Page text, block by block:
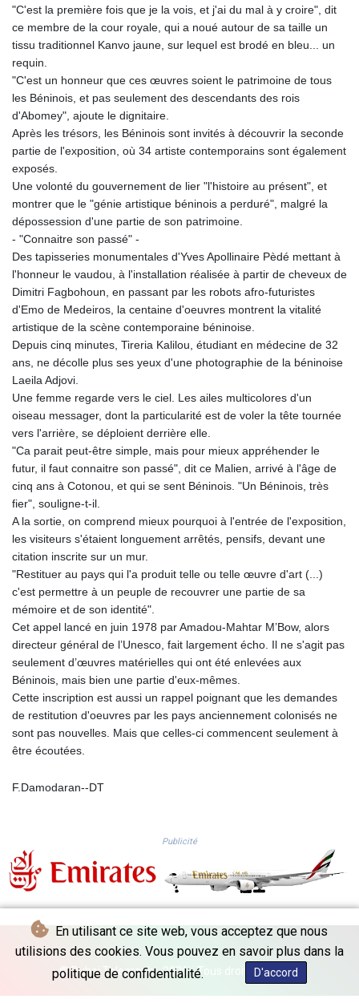
En utilisant ce site web, vous acceptez que nous
utilisions des cookies. Vous pouvez en savoir plus dans la
politique de confidentialité.
D'accord
MVR 17.862733
MWK 2008.207995
MXN 19.811776
MZN 73.882892
NAD 18.78764
NGN 1577.963717
NIO 42.540713
NOK 10.99759
NZD 1.961547
OMR 0.442559
PAB 1.15598
PGK 5.112721
PHP 70.183258
PKR 321.178758
PLN 4.299905
PYG 6873.802279
QAR 4.213541
RON 5.244583
RUB 94.679224
RWF 1693.738704
SAR 4.370455
SBD 9.325039
SCR 16.735107
SDG 694.263698
SGD 1.477777
SLE 28.445176
SRD 43.778814
STD 23929.673396
SVC 10.11514
SZL 18.781467
THB 38.210709
TJS 10.664099
TMT 4.058036
TND 3.366711
TRY 55.144784
USD 1.156136
UZS 13815.821213
VES 873.763846
VUV 137.592149
WST 3.154418
XAF 657.83219
"C'est la première fois que je la vois, et j'ai du mal à y croire", dit
ce membre de la cour royale, qui a noué autour de sa taille un
tissu traditionnel Kanvo jaune, sur lequel est brodé en bleu... un
requin.
"C'est un honneur que ces œuvres soient le patrimoine de tous
les Béninois, et pas seulement des descendants des rois
d'Abomey", ajoute le dignitaire.
Après les trésors, les Béninois sont invités à découvrir la seconde
partie de l'exposition, où 34 artiste contemporains sont également
exposés.
Une volonté du gouvernement de lier "l'histoire au présent", et
montrer que le "génie artistique béninois a perduré", malgré la
dépossession d'une partie de son patrimoine.
- "Connaitre son passé" -
Des tapisseries monumentales d'Yves Apollinaire Pèdé mettant à
l'honneur le vaudou, à l'installation réalisée à partir de cheveux de
Dimitri Fagbohoun, en passant par les robots afro-futuristes
d'Emo de Medeiros, la centaine d'oeuvres montrent la vitalité
artistique de la scène contemporaine béninoise.
Depuis cinq minutes, Tireria Kalilou, étudiant en médecine de 32
ans, ne décolle plus ses yeux d'une photographie de la béninoise
Laeila Adjovi.
Une femme regarde vers le ciel. Les ailes multicolores d'un
oiseau messager, dont la particularité est de voler la tête tournée
vers l'arrière, se déploient derrière elle.
"Ca parait peut-être simple, mais pour mieux appréhender le
futur, il faut connaitre son passé", dit ce Malien, arrivé à l'âge de
cinq ans à Cotonou, et qui se sent Béninois. "Un Béninois, très
fier", souligne-t-il.
A la sortie, on comprend mieux pourquoi à l'entrée de l'exposition,
les visiteurs s'étaient longuement arrêtés, pensifs, devant une
citation inscrite sur un mur.
"Restituer au pays qui l'a produit telle ou telle œuvre d'art (...)
c'est permettre à un peuple de recouvrer une partie de sa
mémoire et de son identité".
Cet appel lancé en juin 1978 par Amadou-Mahtar M’Bow, alors
directeur général de l’Unesco, fait largement écho. Il ne s'agit pas
seulement d’œuvres matérielles qui ont été enlevées aux
Béninois, mais bien une partie d'eux-mêmes.
Cette inscription est aussi un rappel poignant que les demandes
de restitution d'oeuvres par les pays anciennement colonisés ne
sont pas nouvelles. Mais que celles-ci commencent seulement à
être écoutées.
F.Damodaran--DT
Publicité
© Dubai Telegraph - 2026 - Tous droits réservés